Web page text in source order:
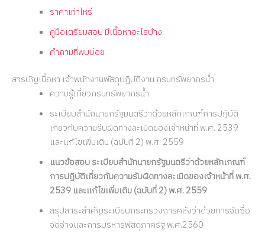
ราคาเท่าไหร่
คู่มือเตรียมสอบ มีเนื้อหาอะไรบ้าง
คำถามที่พบบ่อย
สารบัญเนื้อหา เจ้าพนักงานพัสดุปฏิบัติงาน กรมทรัพยากรน้ำ
ความรู้เกี่ยวกรมทรัพยากรน้ำ
ระเบียบสำนักนายกรัฐมนตรีว่าด้วยหลักเกณฑ์การปฏิบัติ
เกี่ยวกับความรับผิดทางละเมิดของเจ้าหน้าที่ พ.ศ. 2539
และแก้ไขเพิ่มเติม (ฉบับที่ 2) พ.ศ. 2559
แนวข้อสอบ ระเบียบสำนักนายกรัฐมนตรีว่าด้วยหลักเกณฑ์
การปฏิบัติเกี่ยวกับความรับผิดทางละเมิดของเจ้าหน้าที่ พ.ศ.
2539 และแก้ไขเพิ่มเติม (ฉบับที่ 2) พ.ศ. 2559
สรุปสาระสำคัญระเบียบกระทรวงการคลังว่าด้วยการจัดซื้อ
จัดจ้างและการบริหารพัสดุภาครัฐ พ.ศ.2560